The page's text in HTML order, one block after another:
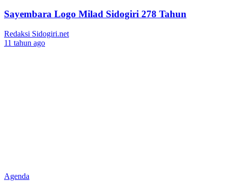
Sayembara Logo Milad Sidogiri 278 Tahun
Redaksi Sidogiri.net
11 tahun ago
Agenda